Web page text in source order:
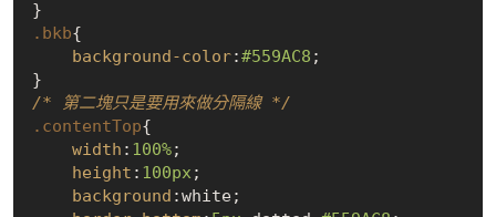
.bkb{
background-color:#559AC8 ;
/* 第二塊只是要用來做分隔線 */
.contentTop{
width : 100%;
height : 100px ;
background :white;